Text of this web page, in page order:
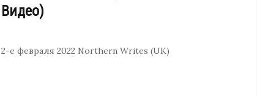
Видео)
2-е февраля 2022 Northern Writes (UK)